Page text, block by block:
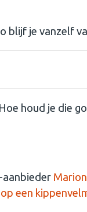
blijf je vanzelf
houd je die
aanbieder
een